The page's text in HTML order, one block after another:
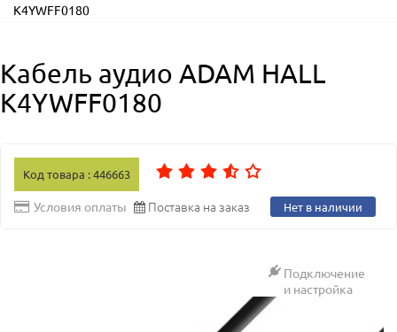
K4YWFF0180
Кабель аудио ADAM HALL
K4YWFF0180
Код товара : 446663
Условия оплаты Поставка на заказ Нет в наличии
Подключение
и настройка